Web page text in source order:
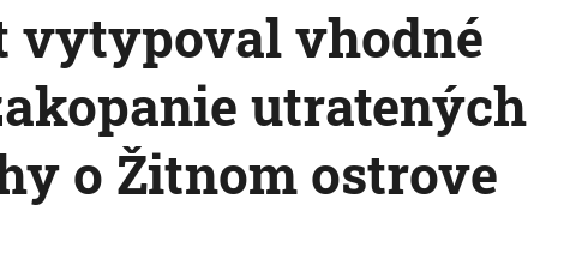
vytypoval vhodné
utratených
o Žitnom ostrove